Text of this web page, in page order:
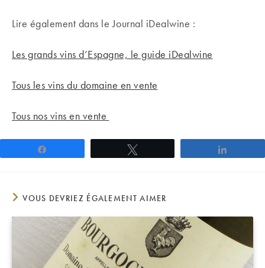
Lire également dans le Journal iDealwine :
Les grands vins d’Espagne, le guide iDealwine
Tous les vins du domaine en vente
Tous nos vins en vente
VOUS DEVRIEZ ÉGALEMENT AIMER